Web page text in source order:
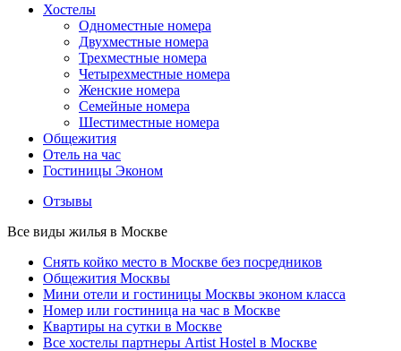
Хостелы
Одноместные номера
Двухместные номера
Трехместные номера
Четырехместные номера
Женские номера
Семейные номера
Шестиместные номера
Общежития
Отель на час
Гостиницы Эконом
Отзывы
Все виды жилья в Москве
Снять койко место в Москве без посредников
Общежития Москвы
Мини отели и гостиницы Москвы эконом класса
Номер или гостиница на час в Москве
Квартиры на сутки в Москве
Все хостелы партнеры Artist Hostel в Москве